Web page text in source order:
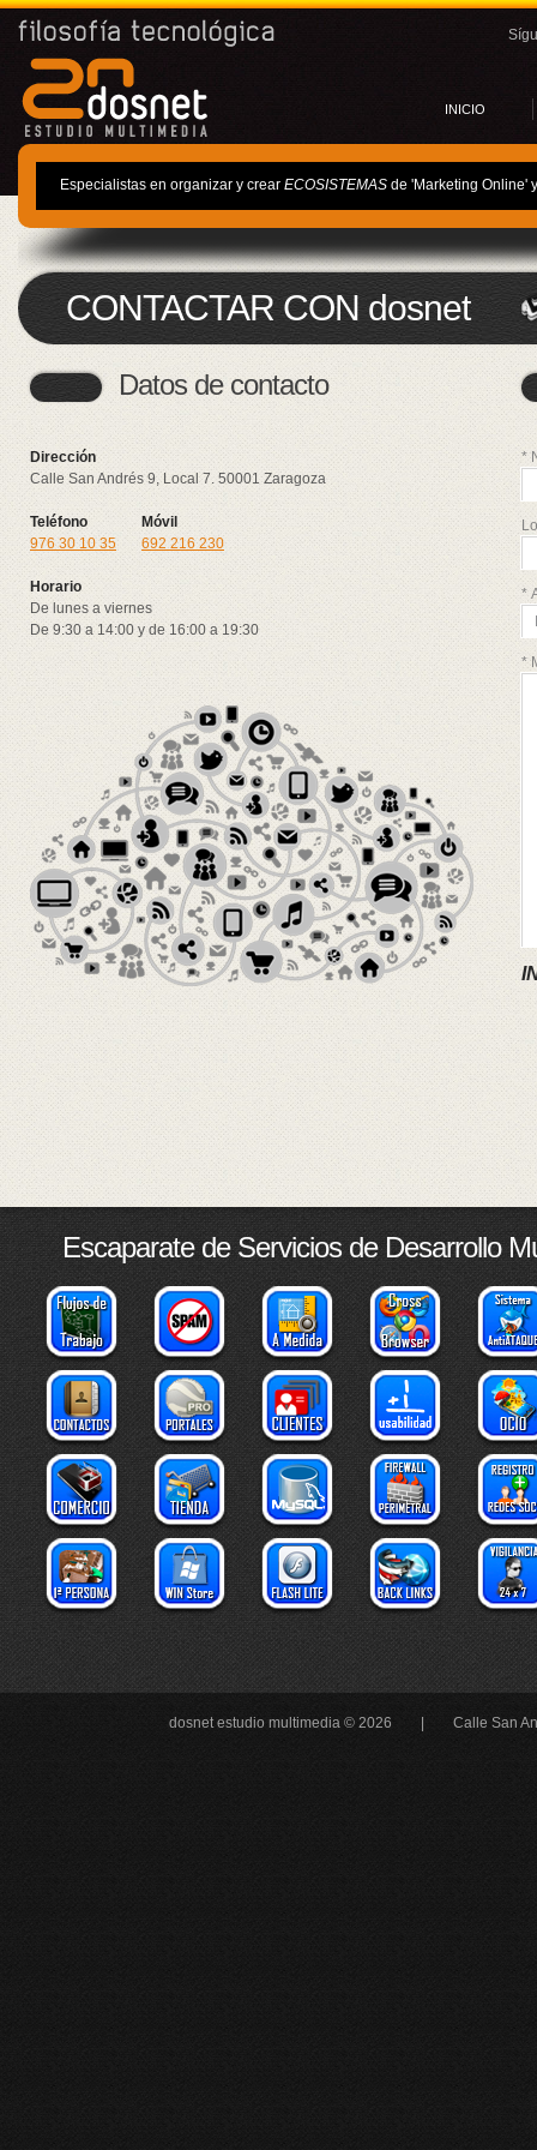
INICIO
Especialistas en organizar y crear ECOSISTEMAS de 'Marketing Online'
CONTACTAR CON dosnet
Datos de contacto
Dirección
Calle San Andrés 9, Local 7. 50001 Zaragoza
Teléfono
Móvil
976 30 10 35
692 216 230
Horario
De lunes a viernes
De 9:30 a 14:00 y de 16:00 a 19:30
*
*
*
Escaparate de Servicios de Desarrollo
dosnet estudio multimedia © 2026 | Calle San